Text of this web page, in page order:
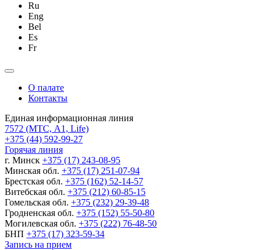
Ru
Eng
Bel
Es
Fr
О палате
Контакты
Единая информационная линия
7572 (МТС, A1, Life)
+375 (44) 592-99-27
Горячая линия
г. Минск +375 (17) 243-08-95
Минская обл. +375 (17) 251-07-94
Брестская обл. +375 (162) 52-14-57
Витебская обл. +375 (212) 60-85-15
Гомельская обл. +375 (232) 29-39-48
Гродненская обл. +375 (152) 55-50-80
Могилевская обл. +375 (222) 76-48-50
БНП +375 (17) 323-59-34
Запись на прием